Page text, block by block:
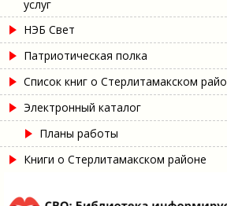
услуг
НЭБ Свет
Патриотическая полка
Список книг о Стерлитамакском
Электронный каталог
Планы работы
Книги о Стерлитамакском районе